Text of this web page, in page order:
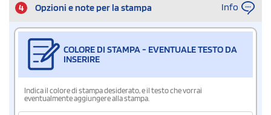
4 Opzioni e note per la stampa Info
COLORE DI STAMPA - EVENTUALE TESTO DA
INSERIRE
Indica il colore di stampa desiderato, e il testo che vorrai
eventualmente aggiungere alla stampa.